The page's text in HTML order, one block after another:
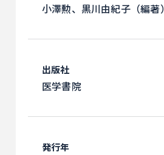
小澤勲、黒川由紀子（編著）
出版社
医学書院
発行年